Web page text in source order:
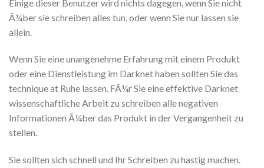
Einige dieser Benutzer wird nichts dagegen, wenn Sie nicht
Ã¼ber sie schreiben alles tun, oder wenn Sie nur lassen sie
allein.
Wenn Sie eine unangenehme Erfahrung mit einem Produkt
oder eine Dienstleistung im Darknet haben sollten Sie das
technique at Ruhe lassen. FÃ¼r Sie eine effektive Darknet
wissenschaftliche Arbeit zu schreiben alle negativen
Informationen Ã¼ber das Produkt in der Vergangenheit zu
stellen.
Sie sollten sich schnell und Ihr Schreiben zu hastig machen.